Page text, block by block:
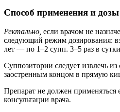
Способ применения и дозы
Ректально, если врачом не
следующий режим дозирования:
лет — по 1–2 супп. 3–5 раз в
Суппозитории следует извлечь
заостренным концом в прямую
Препарат не должен применяться
консультации врача.